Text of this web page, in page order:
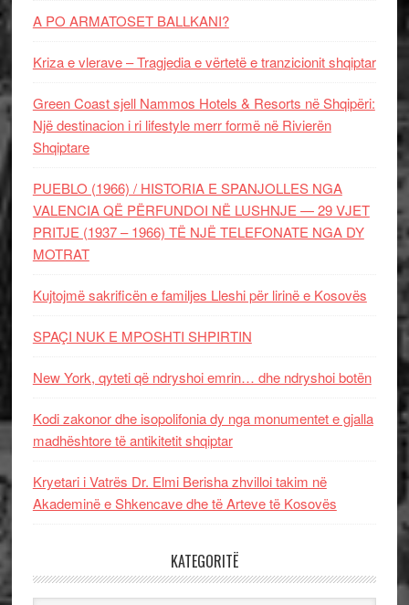
A PO ARMATOSET BALLKANI?
Kriza e vlerave – Tragjedia e vërtetë e tranzicionit shqiptar
Green Coast sjell Nammos Hotels & Resorts në Shqipëri:
Një destinacion i ri lifestyle merr formë në Rivierën
Shqiptare
PUEBLO (1966) / HISTORIA E SPANJOLLES NGA
VALENCIA QË PËRFUNDOI NË LUSHNJE — 29 VJET
PRITJE (1937 – 1966) TË NJË TELEFONATE NGA DY
MOTRAT
Kujtojmë sakrificën e familjes Lleshi për lirinë e Kosovës
SPAÇI NUK E MPOSHTI SHPIRTIN
New York, qyteti që ndryshoi emrin… dhe ndryshoi botën
Kodi zakonor dhe isopolifonia dy nga monumentet e gjalla
madhështore të antikitetit shqiptar
Kryetari i Vatrës Dr. Elmi Berisha zhvilloi takim në
Akademinë e Shkencave dhe të Arteve të Kosovës
KATEGORITË